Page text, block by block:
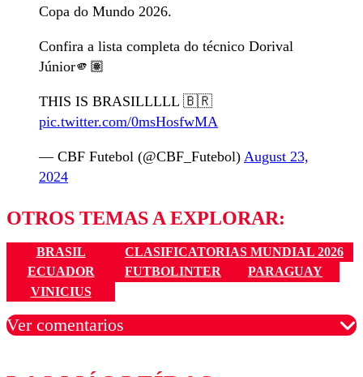
Copa do Mundo 2026.
Confira a lista completa do técnico Dorival
Júnior🫵🏽
THIS IS BRASILLLLL 🇧🇷
pic.twitter.com/0msHosfwMA
— CBF Futebol (@CBF_Futebol) August 23,
2024
OTROS TEMAS A EXPLORAR:
BRASIL
CLASIFICATORIAS MUNDIAL 2026
ECUADOR
FUTBOLINTER
PARAGUAY
VINICIUS
Ver comentarios